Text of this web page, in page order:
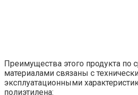
Преимущества этого продукта по
материалами связаны с
эксплуатационными
полиэтилена: